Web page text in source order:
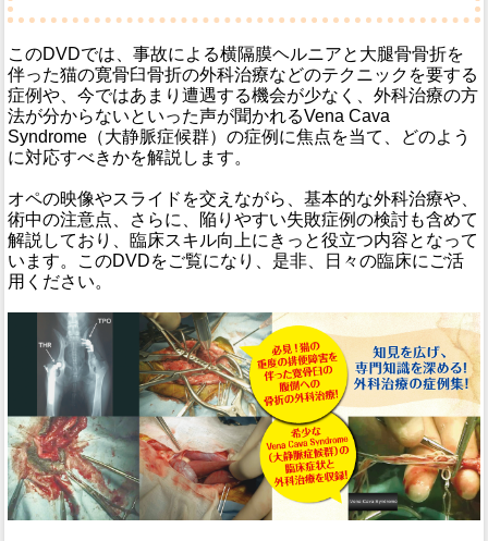
このDVDでは、事故による横隔膜ヘルニアと大腿骨骨折を
伴った猫の寛骨臼骨折の外科治療などのテクニックを要する
症例や、今ではあまり遭遇する機会が少なく、外科治療の方
法が分からないといった声が聞かれるVena Cava
Syndrome（大静脈症候群）の症例に焦点を当て、どのよう
に対応すべきかを解説します。
オペの映像やスライドを交えながら、基本的な外科治療や、
術中の注意点、さらに、陥りやすい失敗症例の検討も含めて
解説しており、臨床スキル向上にきっと役立つ内容となって
います。このDVDをご覧になり、是非、日々の臨床にご活
用ください。